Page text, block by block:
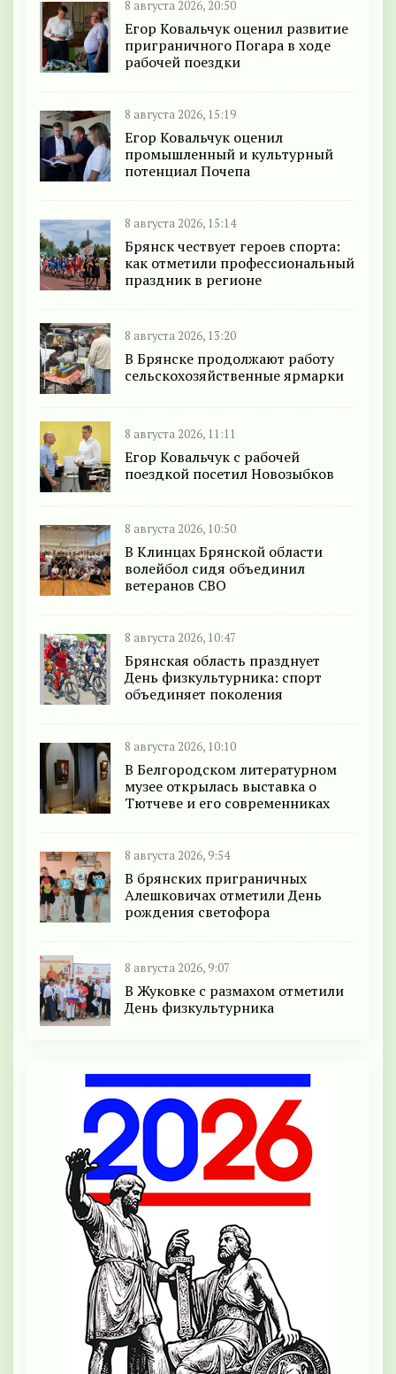
8 августа 2026, 20:50
Егор Ковальчук оценил развитие
приграничного Погара в ходе
рабочей поездки
8 августа 2026, 15:19
Егор Ковальчук оценил
промышленный и культурный
потенциал Почепа
8 августа 2026, 15:14
Брянск чествует героев спорта:
как отметили профессиональный
праздник в регионе
8 августа 2026, 13:20
В Брянске продолжают работу
сельскохозяйственные ярмарки
8 августа 2026, 11:11
Егор Ковальчук с рабочей
поездкой посетил Новозыбков
8 августа 2026, 10:50
В Клинцах Брянской области
волейбол сидя объединил
ветеранов СВО
8 августа 2026, 10:47
Брянская область празднует
День физкультурника: спорт
объединяет поколения
8 августа 2026, 10:10
В Белгородском литературном
музее открылась выставка о
Тютчеве и его современниках
8 августа 2026, 9:54
В брянских приграничных
Алешковичах отметили День
рождения светофора
8 августа 2026, 9:07
В Жуковке с размахом отметили
День физкультурника